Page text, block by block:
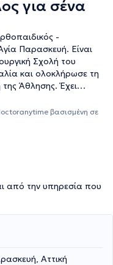
για σένα
-
Παρασκευή. Είναι
Σχολή του
και ολοκλήρωσε τη
της Άθλησης. Έχει
ΙΚΑ (Παπαδημητρίου).
χειρουργική θεραπεία
του επιτρέπουν να
Αναλυτικότερα,
Αθλητίατρος σε μεγάλο
και ως Καθηγητής σε
ιατρός στους
Κορέας και στους
ο γιατρός είναι
βασισμένη σε
από την υπηρεσία που
Αττική